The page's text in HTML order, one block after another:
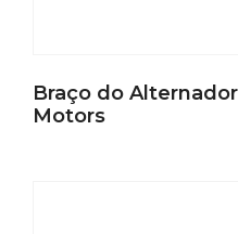
Braço do
Motors